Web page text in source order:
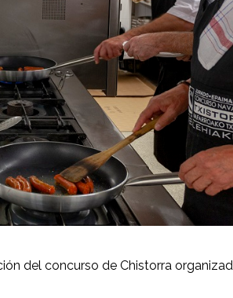
del concurso de Chistorra